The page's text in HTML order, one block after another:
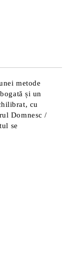
metode
și un
cu
Domnesc /
se